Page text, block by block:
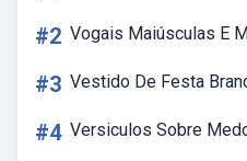
#2 Vogais Maiúsculas E
#3 Vestido De Festa
#4 Versiculos Sobre